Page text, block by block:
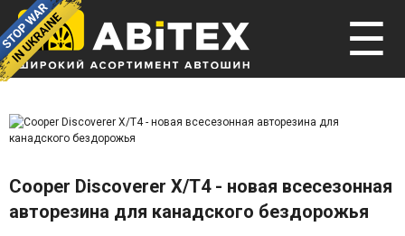
☰
Cooper Discoverer X/T4 - новая всесезонная
авторезина для канадского бездорожья